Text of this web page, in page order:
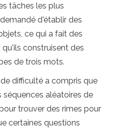
tâches les plus
d'établir des
ce qui a fait des
construisent des
de trois mots.
difficulté a compris que
aléatoires de
trouver des rimes pour
certaines questions